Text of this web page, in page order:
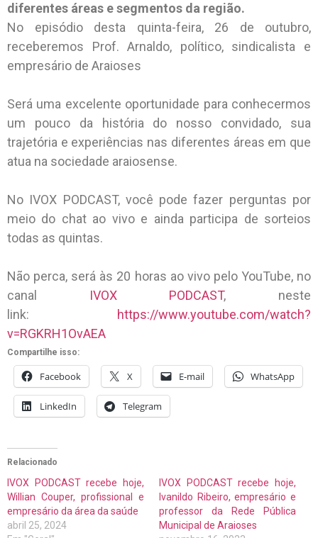
diferentes áreas e segmentos da região.
No episódio desta quinta-feira, 26 de outubro,
receberemos Prof. Arnaldo, político, sindicalista e
empresário de Araioses
Será uma excelente oportunidade para conhecermos
um pouco da história do nosso convidado, sua
trajetória e experiências nas diferentes áreas em que
atua na sociedade araiosense.
No IVOX PODCAST, você pode fazer perguntas por
meio do chat ao vivo e ainda participa de sorteios
todas as quintas.
Não perca, será às 20 horas ao vivo pelo YouTube, no
canal
IVOX PODCAST, neste
link: https://www.youtube.com/watch?
v=RGKRH1OvAEA
Compartilhe isso:
Facebook X E-mail WhatsApp
LinkedIn Telegram
Relacionado
IVOX PODCAST recebe hoje,
Willian Couper, profissional e
empresário da área da saúde
abril 25, 2024
IVOX PODCAST recebe hoje,
Ivanildo Ribeiro, empresário e
professor da Rede Pública
Municipal de Araioses